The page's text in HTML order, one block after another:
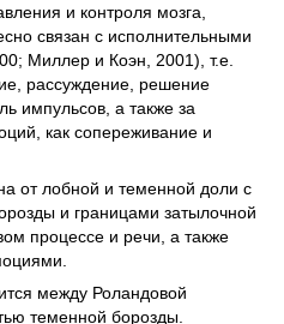
и контроля мозга,
связан с исполнительными
Миллер и Коэн, 2001), т.е.
рассуждение, решение
импульсов, а также за
как сопереживание и
от лобной и теменной доли с
и границами затылочной
процессе и речи, а также
между Роландовой
теменной борозды.